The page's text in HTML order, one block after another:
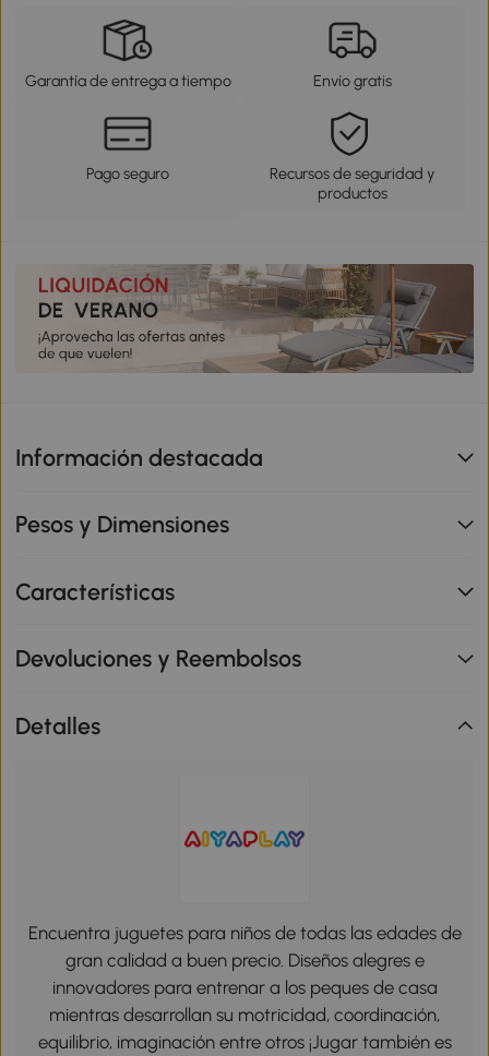
Garantía de entrega a tiempo Envío gratis
Pago seguro
Recursos de seguridad y
productos
Información destacada
Pesos y Dimensiones
Características
Devoluciones y Reembolsos
Detalles
Encuentra juguetes para niños de todas las edades de
gran calidad a buen precio. Diseños alegres e
innovadores para entrenar a los peques de casa
mientras desarrollan su motricidad, coordinación,
equilibrio, imaginación entre otros ¡Jugar también es